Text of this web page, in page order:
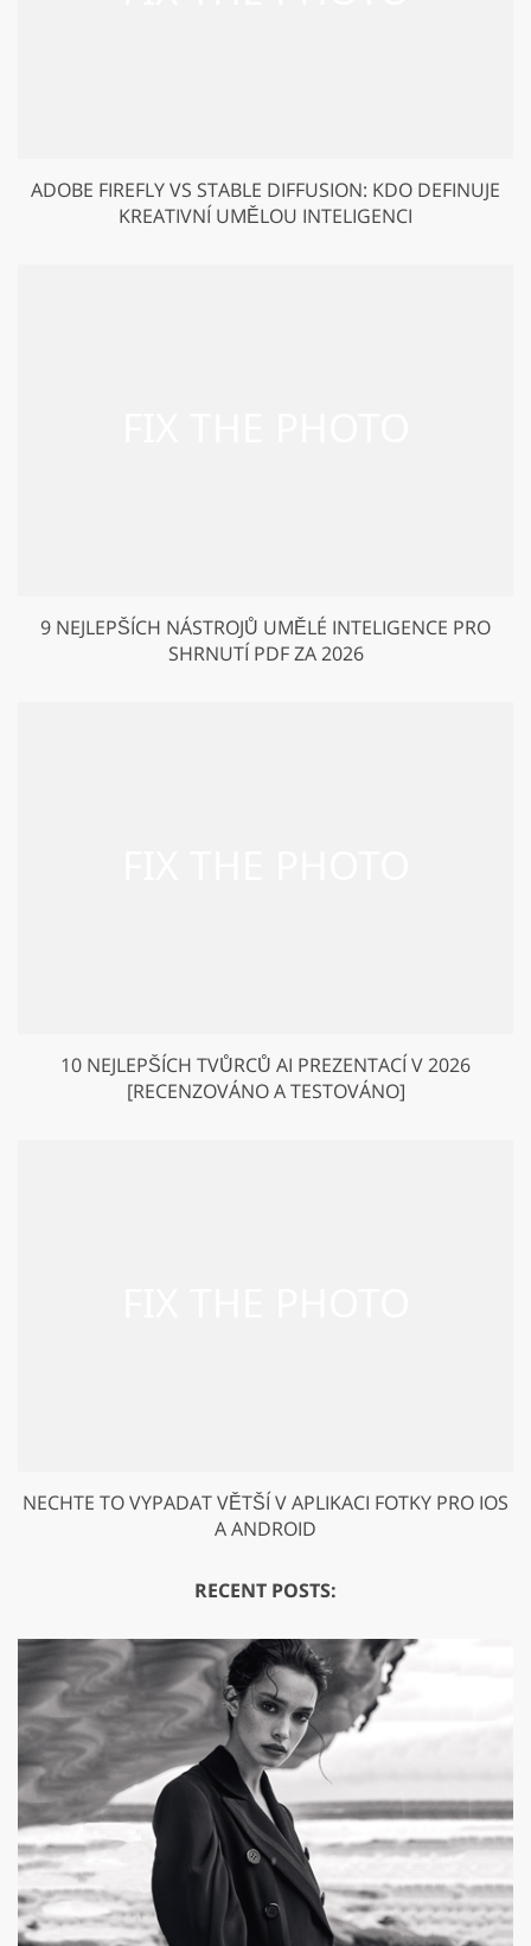
ADOBE FIREFLY VS STABLE DIFFUSION: KDO DEFINUJE
KREATIVNÍ UMĚLOU INTELIGENCI
9 NEJLEPŠÍCH NÁSTROJŮ UMĚLÉ INTELIGENCE PRO
SHRNUTÍ PDF ZA 2026
10 NEJLEPŠÍCH TVŮRCŮ AI PREZENTACÍ V 2026
[RECENZOVÁNO A TESTOVÁNO]
NECHTE TO VYPADAT VĚTŠÍ V APLIKACI FOTKY PRO IOS
A ANDROID
RECENT POSTS: